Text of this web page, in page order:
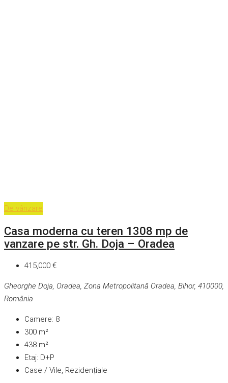
De vânzare
Casa moderna cu teren 1308 mp de
vanzare pe str. Gh. Doja – Oradea
415,000 €
Gheorghe Doja, Oradea, Zona Metropolitană Oradea, Bihor, 410000,
România
Camere: 8
300 m²
438 m²
Etaj: D+P
Case / Vile, Rezidențiale